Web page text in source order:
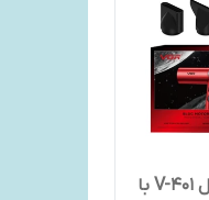
سشوار حرفه‌ای وی جی آر مدل V-401 با